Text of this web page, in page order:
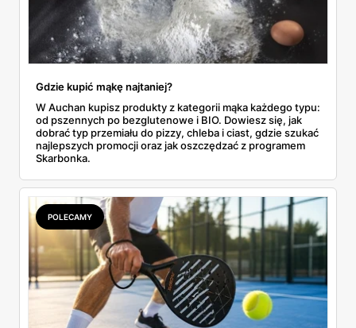
Gdzie kupić mąkę najtaniej?
W Auchan kupisz produkty z kategorii mąka każdego typu:
od pszennych po bezglutenowe i BIO. Dowiesz się, jak
dobrać typ przemiału do pizzy, chleba i ciast, gdzie szukać
najlepszych promocji oraz jak oszczędzać z programem
Skarbonka.
POLECAMY